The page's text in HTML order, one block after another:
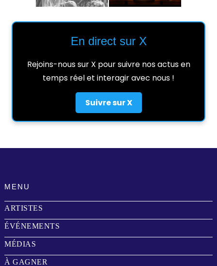
En direct sur X
Rejoins-nous sur X pour suivre nos actus en
temps réel et interagir avec nous !
Suivre sur X
MENU
ARTISTES
ÉVÉNEMENTS
MÉDIAS
À GAGNER